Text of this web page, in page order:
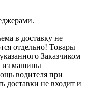
в доставку не
отдельно! Товары
Заказчиком
из машины
водителя при
доставки не входит и